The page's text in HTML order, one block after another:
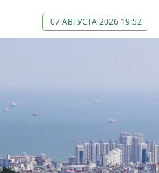
07 АВГУСТА 2026 19:52